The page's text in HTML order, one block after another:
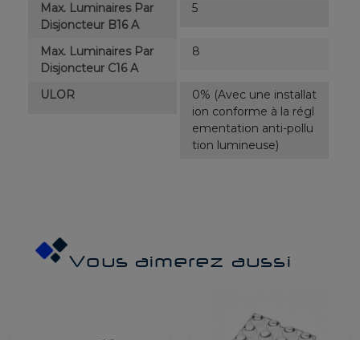
Max. Luminaires Par
Disjoncteur B16 A
5
Max. Luminaires Par
Disjoncteur C16 A
8
ULOR
0% (Avec une installat
ion conforme à la régl
ementation anti-pollu
tion lumineuse)
Vous aimerez aussi